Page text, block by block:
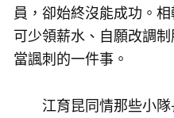
員，卻始終沒能成功。
可少領薪水、自願改調
當諷刺的一件事。
江育昆同情那些小隊